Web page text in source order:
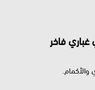
فاخر
والأكمام.